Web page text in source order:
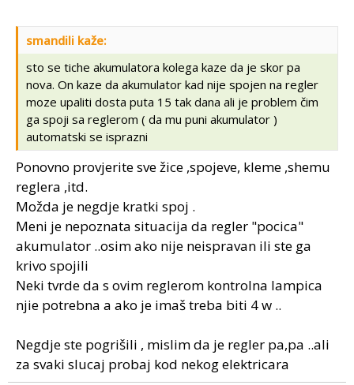
smandili kaže:
sto se tiche akumulatora kolega kaze da je skor pa
nova. On kaze da akumulator kad nije spojen na regler
moze upaliti dosta puta 15 tak dana ali je problem čim
ga spoji sa reglerom ( da mu puni akumulator )
automatski se isprazni
Ponovno provjerite sve žice ,spojeve, kleme ,shemu
reglera ,itd.
Možda je negdje kratki spoj .
Meni je nepoznata situacija da regler "pocica"
akumulator ..osim ako nije neispravan ili ste ga
krivo spojili
Neki tvrde da s ovim reglerom kontrolna lampica
njie potrebna a ako je imaš treba biti 4 w ..
Negdje ste pogrišili , mislim da je regler pa,pa ..ali
za svaki slucaj probaj kod nekog elektricara